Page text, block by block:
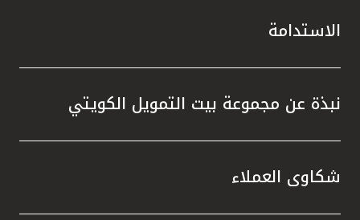
الاستدامة
نبذة عن مجموعة بيت التمويل الكويتي
شكاوى العملاء